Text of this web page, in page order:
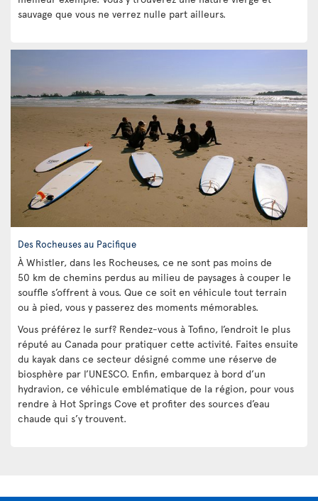
sauvage que vous ne verrez nulle part ailleurs.
Des Rocheuses au Pacifique
À Whistler, dans les Rocheuses, ce ne sont pas moins de
50 km de chemins perdus au milieu de paysages à couper le
souffle s’offrent à vous. Que ce soit en véhicule tout terrain
ou à pied, vous y passerez des moments mémorables.
Vous préférez le surf? Rendez-vous à Tofino, l’endroit le plus
réputé au Canada pour pratiquer cette activité. Faites ensuite
du kayak dans ce secteur désigné comme une réserve de
biosphère par l’UNESCO. Enfin, embarquez à bord d’un
hydravion, ce véhicule emblématique de la région, pour vous
rendre à Hot Springs Cove et profiter des sources d’eau
chaude qui s’y trouvent.